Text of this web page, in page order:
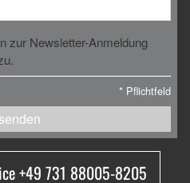
zur Newsletter-Anmeldung
* Pflichtfeld
+49 731 88005-8205